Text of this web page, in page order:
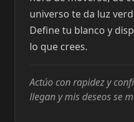
universo te da luz
Define tu blanco y
lo que crees.
Actúo con rapidez y
llegan y mis deseos se